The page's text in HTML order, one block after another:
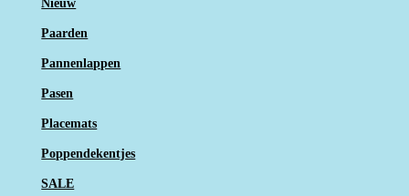
Nieuw
Paarden
Pannenlappen
Pasen
Placemats
Poppendekentjes
SALE